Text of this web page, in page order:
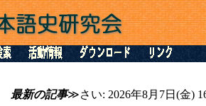
最新の記事≫さい: 2026年8月7日(金)